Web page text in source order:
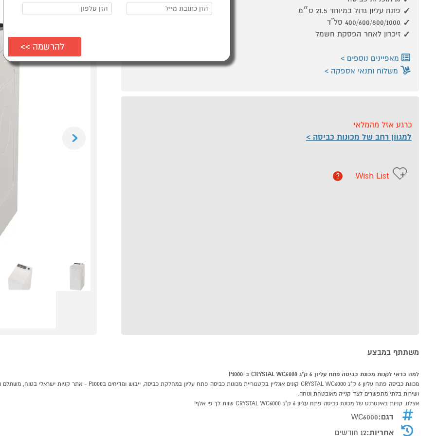
פתח עליון גדול במיוחד 21.5 ס״מ
400/600/800/1000 סל˝ד
זיכרון לאחר הפסקת חשמל
מאפיינים נוספים
משלוח ותנאי אספקה
כרגע אזל מהמלאי
למגוון רחב של מכונות כביסה
Wish List
?
משתתף במבצע
למה כדאי לקנות מכונת כביסה פתח עליון 6 ק"ג CRYSTAL WC6000 ב-P1000
ושירות בלתי מתפשרים לצד קנייה מאובטחת ונוחה.
אצלנו, קניות באינטרנט של מכונת כביסה פתח עליון 6 ק"ג CRYSTAL WC6000 שוות לך פי אלף!
דגם:WC6000
אחריות:12 חודשים